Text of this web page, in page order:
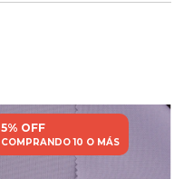
5% OFF
COMPRANDO 10 O MÁS